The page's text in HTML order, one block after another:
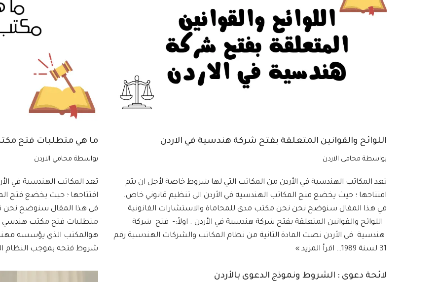
اللوائح والقوانين المتعلقة بفتح شركة هندسية في الاردن
بواسطة محامي الاردن
تعد المكاتب الهندسية في الأردن من المكاتب التي لها شروط خاصة لأجل ان يتم
افتتاحها ؛ حيث يخضع فتح المكاتب الهندسية في الأردن الى تنظيم قانوني خاص.
في هذا المقال سنوضح نحن نحن مكتب مدى للمحاماة والاستشارات القانونية
اللوائح والقوانين المتعلقة بفتح شركة هندسية في الأردن . اولاً:- فتح شركة
هندسية في الأردن نصت المادة الثانية من نظام المكاتب والشركات الهندسية رقم
31 لسنة 1989…
اقرأ المزيد »
ما هي متطلبات فتح
بواسطة محامي الاردن
تعد المكاتب الهندسية في
افتتاحها ؛ حيث يخضع فتح
في هذا المقال سنوضح نحن
متطلبات فتح مكتب هندسي
هوالمكتب الذي يؤسسه
شروط فتحه بموجب النظام
لائحة دعوى : الشروط ونموذج الدعوى بالأردن